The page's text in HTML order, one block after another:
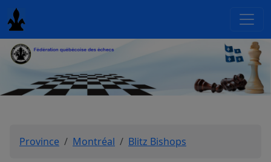
Province Montréal Blitz Bishops